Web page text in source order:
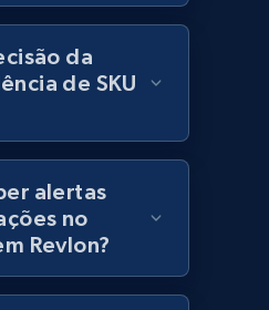
pn, Sku, Other pn,
pn, Product name, and
on products using
pn, Sku, Other pn,
da
de SKU
alertas
no
Revlon?